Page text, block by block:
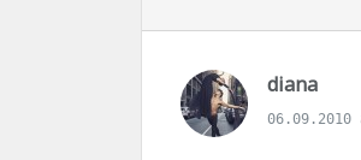
dianas
a